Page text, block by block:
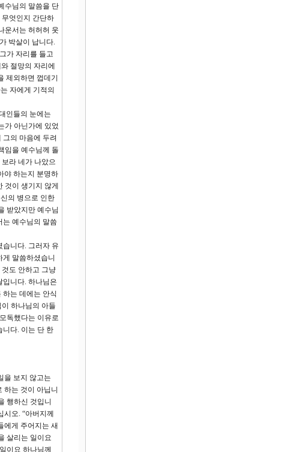
수님의 말씀을 단
엇인지 간단하
운서는 허허허 웃
박살이 납니다.
가 자리를 들고
절망의 자리에
제외하면 껍데기
자에게 기적의
인들의 눈에는
가 아닌가에 있었
의 마음에 두려
임을 예수님께 돌
라 네가 나았으
야 하는지 분명하
것이 생기지 않게
의 병으로 인한
받았지만 예수님
는 예수님의 말씀
습니다. 그러자 유
말씀하셨습니
도 안하고 그냥
입니다. 하나님은
는 데에는 안식
하나님의 아들
독했다는 이유로
니다. 이는 단 한
을 보지 않고는
는 것이 아닙니
행하신 것입니
오. “아버지께
에게 주어지는 새
살리는 일이요
이요 하나님께